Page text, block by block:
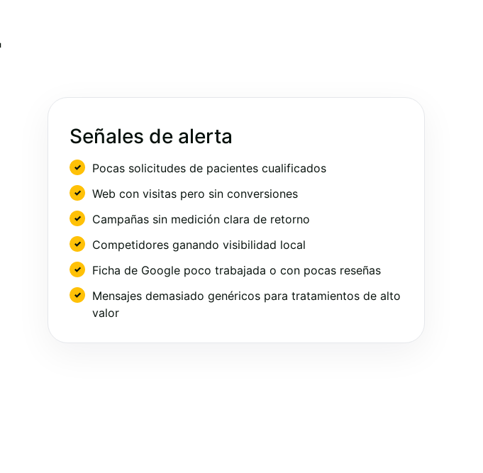
Señales de alerta
Pocas solicitudes de pacientes cualificados
Web con visitas pero sin conversiones
Campañas sin medición clara de retorno
Competidores ganando visibilidad local
Ficha de Google poco trabajada o con pocas reseñas
Mensajes demasiado genéricos para tratamientos de alto
valor